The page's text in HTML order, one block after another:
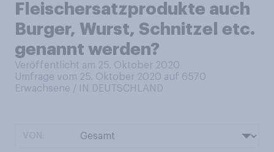
Fleischersatzprodukte auch
Burger, Wurst, Schnitzel etc.
genannt werden?
Veröffentlicht am 25. Oktober 2020
Umfrage vom 25. Oktober 2020 auf 6570
Erwachsene / IN DEUTSCHLAND